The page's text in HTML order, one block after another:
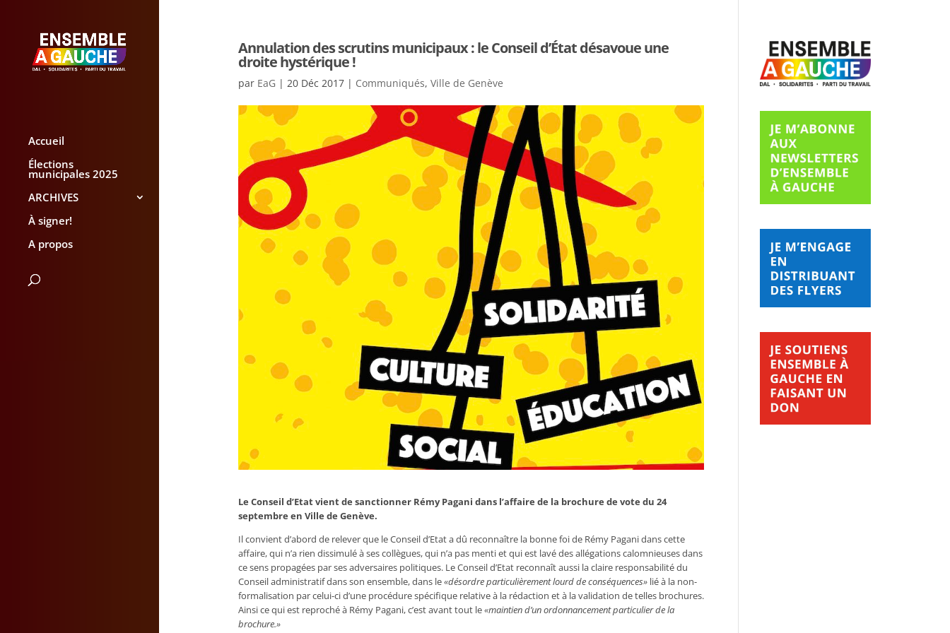
Accueil
Élections
municipales 2025
ARCHIVES
À signer!
A propos
Annulation des scrutins municipaux : le Conseil d’État désavoue une
droite hystérique !
par EaG | 20 Déc 2017| Communiqués, Ville de Genève
Le Conseil d’Etat vientde sanctionner Rémy Pagani dans l’affaire de la brochure de vote du 24
septembre en Ville de Genève.
Il convient d’abord derelever que le Conseil d’Etat a dû reconnaître la bonne foideRémy Pagani dans cette
affaire, qui n’a rien dissimulé à ses collègues, qui n’a pas menti et qui est lavé des allégations calomnieuses dans
ce sens propagées par ses adversaires politiques. Le Conseil d’Etat reconnaît aussi la claire responsabilité du
Conseil administratif dans son ensemble, dans le«désordre particulièrement lourddeconséquences»lié à la non-
formalisation par celui-ci d’une procédure spécifique relative à la rédaction et à la validation detelles brochures.
Ainsi ce qui est reproché à Rémy Pagani, c’est avant tout le«maintien d’un ordonnancement particulierdela
brochure.»